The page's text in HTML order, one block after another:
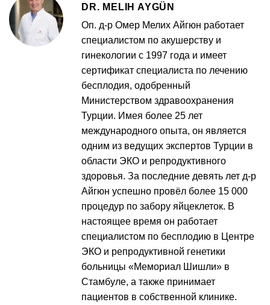
DR. MELIH AYGÜN
Оп. д-р Омер Мелих Айгюн работает
специалистом по акушерству и
гинекологии с 1997 года и имеет
сертификат специалиста по лечению
бесплодия, одобренный
Министерством здравоохранения
Турции. Имея более 25 лет
международного опыта, он является
одним из ведущих экспертов Турции в
области ЭКО и репродуктивного
здоровья. За последние девять лет д-р
Айгюн успешно провёл более 15 000
процедур по забору яйцеклеток. В
настоящее время он работает
специалистом по бесплодию в Центре
ЭКО и репродуктивной генетики
больницы «Мемориал Шишли» в
Стамбуле, а также принимает
пациентов в собственной клинике.